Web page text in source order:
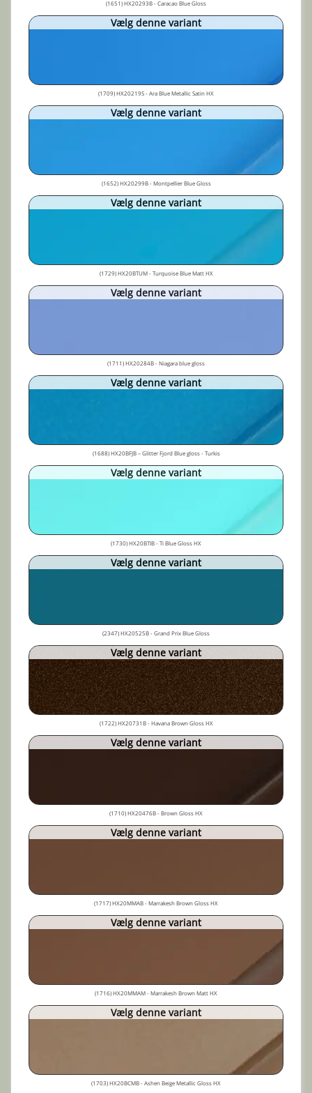
(1651) HX20293B - Caracao Blue Gloss
Vælg denne variant
(1709) HX20219S - Ara Blue Metallic Satin HX
Vælg denne variant
(1652) HX20299B - Montpellier Blue Gloss
Vælg denne variant
(1729) HX20BTUM - Turquoise Blue Matt HX
Vælg denne variant
(1711) HX20284B - Niagara blue gloss
Vælg denne variant
(1688) HX20BFJB – Glitter Fjord Blue gloss - Turkis
Vælg denne variant
(1730) HX20BTIB - Ti Blue Gloss HX
Vælg denne variant
(2347) HX20525B - Grand Prix Blue Gloss
Vælg denne variant
(1722) HX20731B - Havana Brown Gloss HX
Vælg denne variant
(1710) HX20476B - Brown Gloss HX
Vælg denne variant
(1717) HX20MMAB - Marrakesh Brown Gloss HX
Vælg denne variant
(1716) HX20MMAM - Marrakesh Brown Matt HX
Vælg denne variant
(1703) HX20BCMB - Ashen Beige Metallic Gloss HX